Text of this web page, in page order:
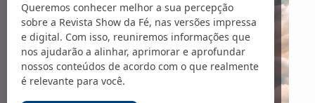
Queremos conhecer melhor a sua percepção
sobre a Revista Show da Fé, nas versões impressa
e digital. Com isso, reuniremos informações que
nos ajudarão a alinhar, aprimorar e aprofundar
nossos conteúdos de acordo com o que realmente
é relevante para você.